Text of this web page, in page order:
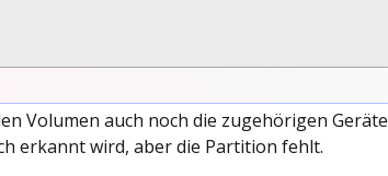
Volumen auch noch die zugehörigen Geräte
erkannt wird, aber die Partition fehlt.